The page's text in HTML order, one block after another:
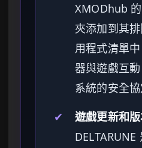
XMODhub
夾添加到其
用程式清單
器與遊戲互
系統的安全
✔
遊戲更新和版